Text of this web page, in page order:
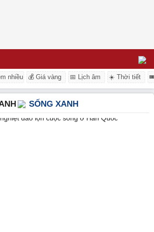
nhiều 💰 Giá vàng 📅 Lịch âm ☀️ Thời tiết
SỐNG XANH